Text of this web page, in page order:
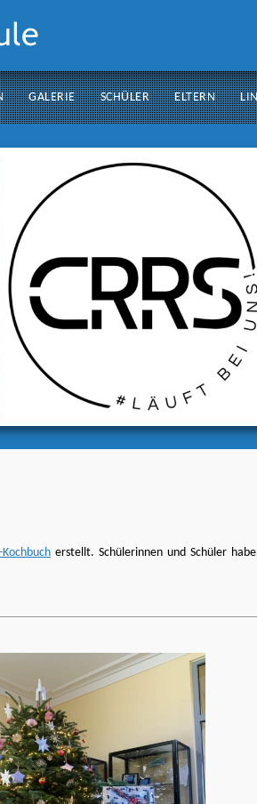
GALERIE SCHÜLER ELTERN
erstellt. Schülerinnen und Schüler